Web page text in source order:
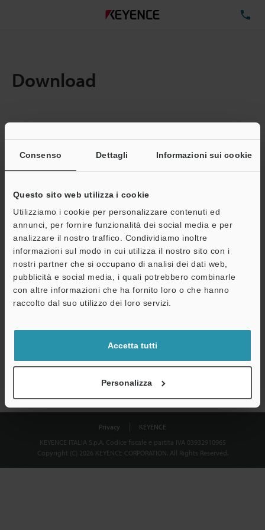
Consenso Dettagli Informazioni sui cookie
Questo sito web utilizza i cookie
Utilizziamo i cookie per personalizzare contenuti ed
annunci, per fornire funzionalità dei social media e per
analizzare il nostro traffico. Condividiamo inoltre
informazioni sul modo in cui utilizza il nostro sito con i
nostri partner che si occupano di analisi dei dati web,
pubblicità e social media, i quali potrebbero combinarle
con altre informazioni che ha fornito loro o che hanno
raccolto dal suo utilizzo dei loro servizi.
Accetta tutti
Personalizza
Download
Quantita: 1Dimensioni file totali:0.71MB
Indirizzo e-mail (obbligatorio)
Download
Dichiarazione sulla privacy
Privacy
KEYENCE
KEYENCE ITALIA S.p.A. Codice fiscale e partita IVA 03932910965
Copyright (C) 2026 KEYENCE CORPORATION. All Rights Reserved.